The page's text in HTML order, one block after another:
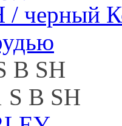
/ черный
B SH
S B SH